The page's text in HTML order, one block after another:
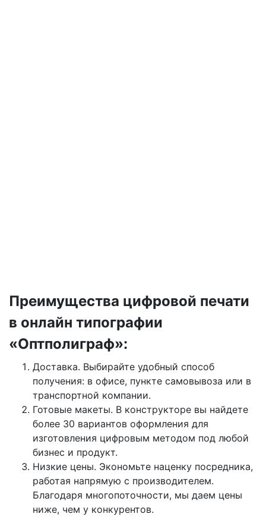
Преимущества цифровой печати
в онлайн типографии
«Оптполиграф»:
Доставка. Выбирайте удобный способ
получения: в офисе, пункте самовывоза или в
транспортной компании.
Готовые макеты. В конструкторе вы найдете
более 30 вариантов оформления для
изготовления цифровым методом под любой
бизнес и продукт.
Низкие цены. Экономьте наценку посредника,
работая напрямую с производителем.
Благодаря многопоточности, мы даем цены
ниже, чем у конкурентов.